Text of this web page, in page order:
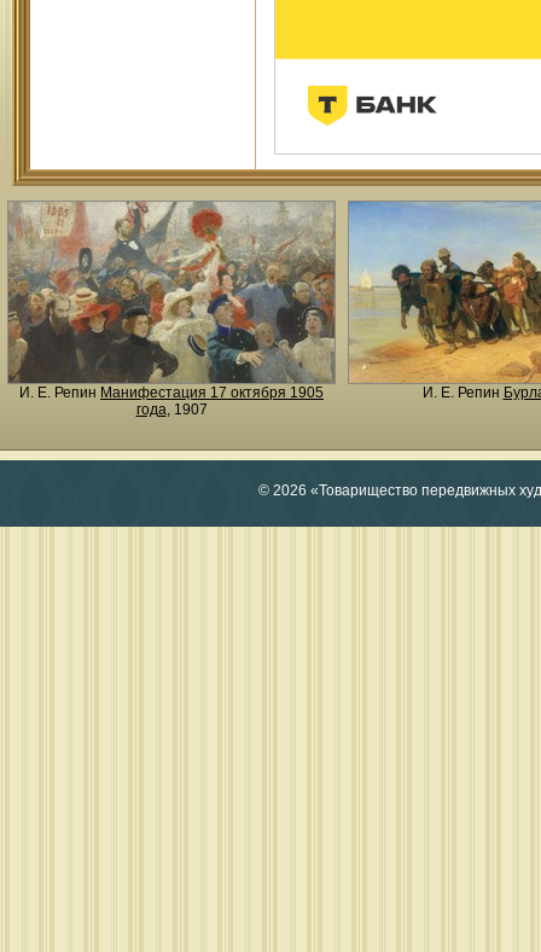
И. Е. Репин Манифестация 17 октября 1905
года, 1907
И. Е. Репин
© 2026 «Товарищество передвижных